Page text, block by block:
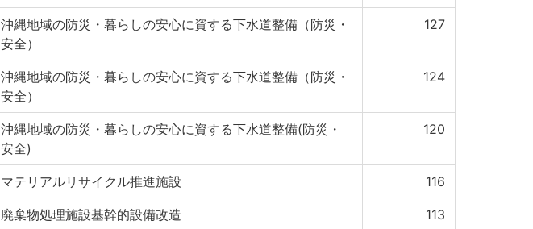
沖縄地域の防災・暮らしの安心に資する下水道整備（防災・
安全）
127
沖縄地域の防災・暮らしの安心に資する下水道整備（防災・
安全）
124
沖縄地域の防災・暮らしの安心に資する下水道整備(防災・
安全)
120
マテリアルリサイクル推進施設 116
廃棄物処理施設基幹的設備改造 113